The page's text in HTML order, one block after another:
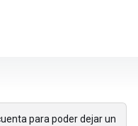
para poder dejar un